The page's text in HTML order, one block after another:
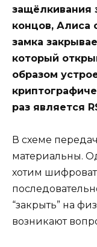
защёлкивания
концов, Алиса
замка
который
образом
раз является
В схеме
материальны.
хотим
“закрыть” на
возникают